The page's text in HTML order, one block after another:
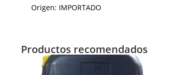
Origen: IMPORTADO
Productos recomendados